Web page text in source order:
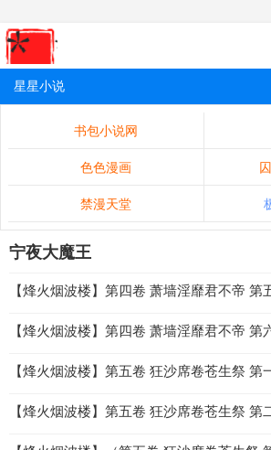
星星小说
书包小说网
色色漫画
禁漫天堂
宁夜大魔王
【烽火烟波楼】第四卷 萧墙淫靡君不帝 第
【烽火烟波楼】第四卷 萧墙淫靡君不帝 第
【烽火烟波楼】第五卷 狂沙席卷苍生祭 第
【烽火烟波楼】第五卷 狂沙席卷苍生祭 第